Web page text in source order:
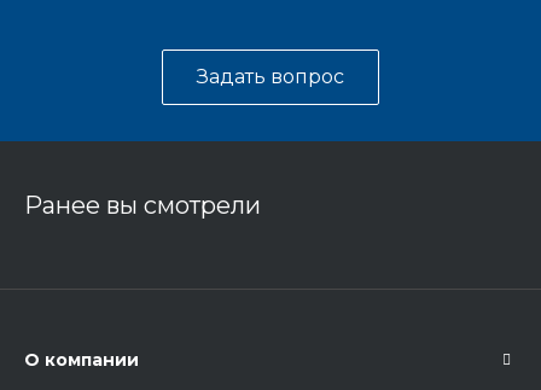
Задать вопрос
Ранее вы смотрели
О компании